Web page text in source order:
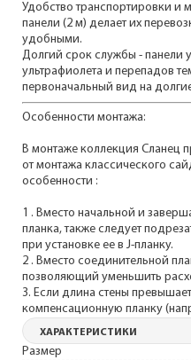
Удобство транспортировки и
панели (2 м) делает их
удобными.
Долгий срок службы - панели
ультрафиолета и перепадов
первоначальный вид на
Особенности монтажа:
В монтаже коллекция Сланец
от монтажа классического
особенности :
1 . Вместо начальной и
планка, также следует
при установке ее в J-планку.
2 . Вместо соединительной
позволяющий уменьшить
3. Если длина стены
компенсационную планку
ХАРАКТЕРИСТИКИ
Размер